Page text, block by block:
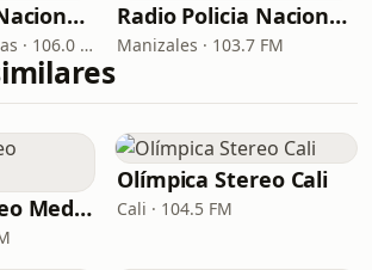
Radio Policía Nacional - Cartagena
Cartagena de Indias · 106.0 FM
Radio Policia Nacional - Manizales
Manizales · 103.7 FM
Olímpica Stereo Medellín
Olímpica Stereo Cali
Cali · 104.5 FM